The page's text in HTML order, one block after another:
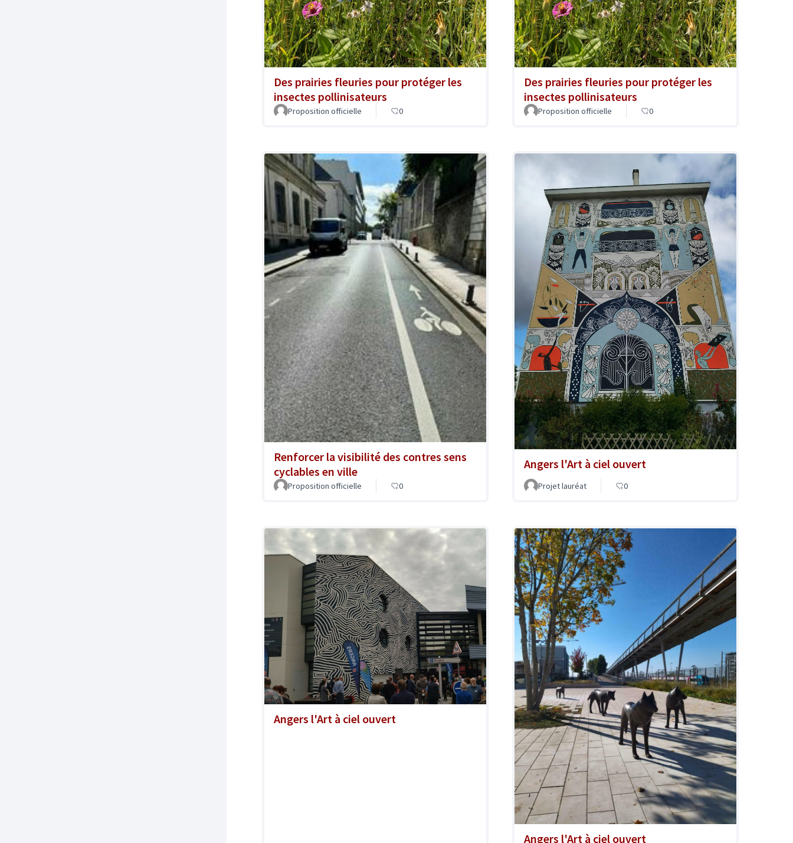
Des prairies fleuries pour protéger les
insectes pollinisateurs
Proposition officielle 0
Des prairies fleuries pour protéger les
insectes pollinisateurs
Proposition officielle 0
Renforcer la visibilité des contres sens
cyclables en ville
Proposition officielle 0
Angers l'Art à ciel ouvert
Projet lauréat 0
Angers l'Art à ciel ouvert
Angers l'Art à ciel ouvert